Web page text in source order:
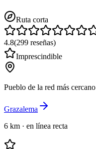
Ruta corta
4.8(299 reseñas)
Imprescindible
Pueblo de la red más cercano
Grazalema
6 km · en línea recta